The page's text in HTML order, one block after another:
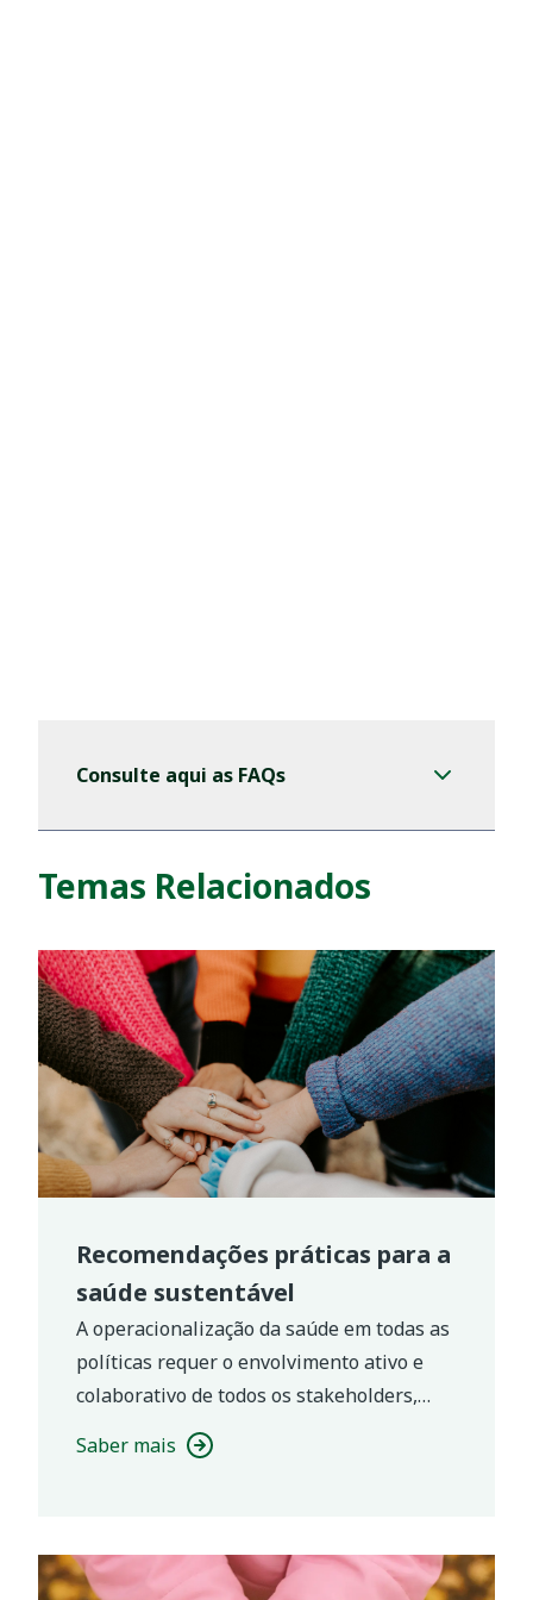
Consulte aqui as FAQs
Temas Relacionados
Recomendações práticas para a
saúde sustentável
A operacionalização da saúde em todas as
políticas requer o envolvimento ativo e
colaborativo de todos os stakeholders,
entre os quais autarquias, Unidades
Locais de Saúde, instituições de ensino,
Saber mais